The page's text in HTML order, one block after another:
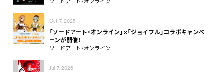
Oct 7, 2025
「ソードアート・オンライン」×「ジョイフル」コラボキャンペ
ーンが開催！
ソードアート・オンライン
Jul 7, 2026